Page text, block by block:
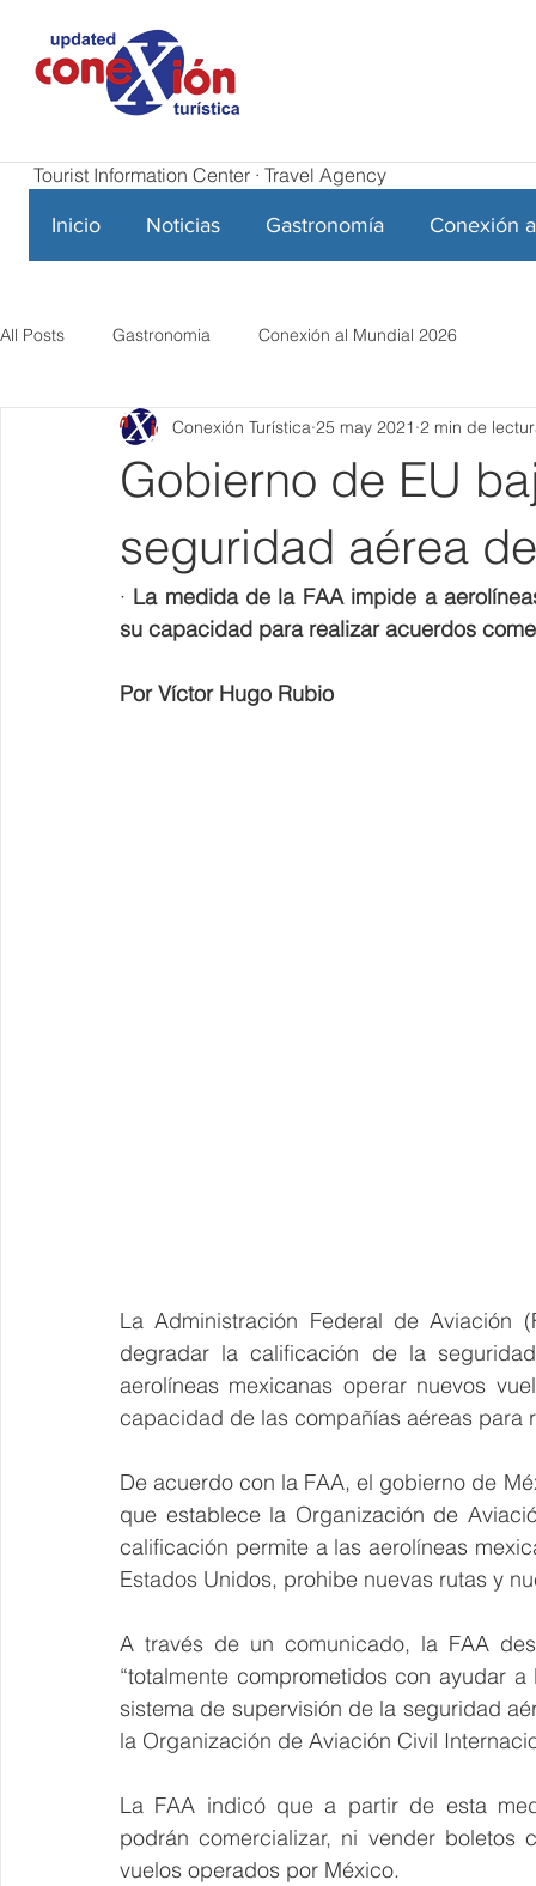
Tourist Information Center · Travel Agency
Inicio Noticias Gastronomía Conexión
All Posts Gastronomia Conexión al Mundial 2026
Gobierno de EU
seguridad aérea
Conexión Turística 25 may 2021 2 min de
· La medida de la FAA impide a
su capacidad para realizar acuerdos
Por Víctor Hugo Rubio
La Administración Federal de Aviación
degradar la calificación de la
aerolíneas mexicanas operar nuevos
capacidad de las compañías aéreas
De acuerdo con la FAA, el gobierno de
que establece la Organización de
calificación permite a las aerolíneas
Estados Unidos, prohibe nuevas rutas y
A través de un comunicado, la FAA
“totalmente comprometidos con ayudar
sistema de supervisión de la seguridad
la Organización de Aviación Civil
La FAA indicó que a partir de esta
podrán comercializar, ni vender
vuelos operados por México.